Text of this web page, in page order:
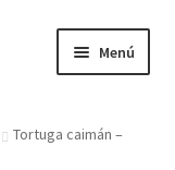
Menú
Tortuga caimán –